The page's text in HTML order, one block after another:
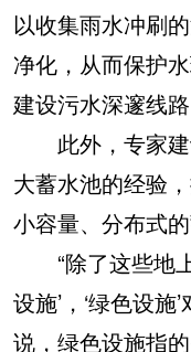
以收集雨水冲刷
净化，从而保护
建设污水深邃线
此外，专家建
大蓄水池的经验
小容量、分布式
“除了这些地上
设施’，‘绿色设施
说，绿色设施指的